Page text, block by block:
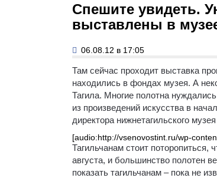
Спешите увидеть.
выставлены в
06.08.12 в 17:05
Там сейчас проходит выставка
находились в фондах музея. А
Тагила. Многие полотна
из произведений искусства в
директора нижнетагильского
[audio:http://vsenovostint.ru/wp-
Тагильчанам стоит поторопиться,
августа, и большинство полотен
показать тагильчанам – пока не